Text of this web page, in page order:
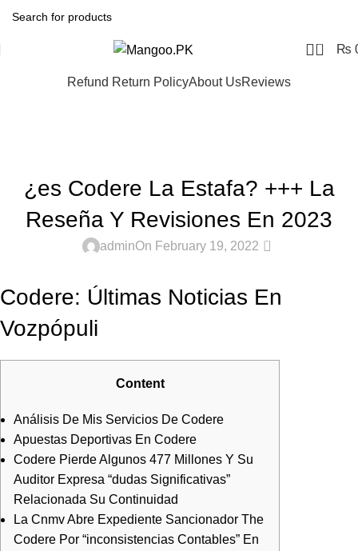
0 ₨
Refund Return PolicyAbout UsReviews
¿es Codere La Estafa? +++ La
Reseña Y Revisiones En 2023
adminOn February 19, 2022 0
Codere: Últimas Noticias En
Vozpópuli
Content
Análisis De Mis Servicios De Codere
Apuestas Deportivas En Codere
Codere Pierde Algunos 477 Millones Y Su
Auditor Expresa “dudas Significativas”
Relacionada Su Continuidad
La Cnmv Abre Expediente Sancionador The
Codere Por “inconsistencias Contables” En